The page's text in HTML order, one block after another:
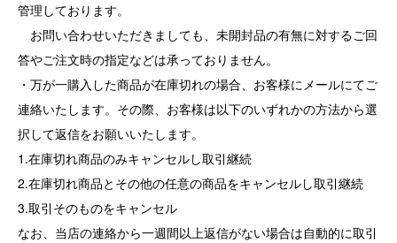
管理しております。
お問い合わせいただきましても、未開封品の有無に対するご回
答やご注文時の指定などは承っておりません。
・万が一購入した商品が在庫切れの場合、お客様にメールにてご
連絡いたします。その際、お客様は以下のいずれかの方法から選
択して返信をお願いいたします。
1.在庫切れ商品のみキャンセルし取引継続
2.在庫切れ商品とその他の任意の商品をキャンセルし取引継続
3.取引そのものをキャンセル
なお、当店の連絡から一週間以上返信がない場合は自動的に取引